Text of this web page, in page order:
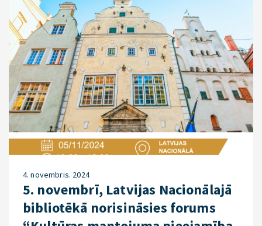
4. novembris. 2024
5. novembrī, Latvijas Nacionālajā
bibliotēkā norisināsies forums